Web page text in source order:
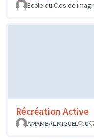
Ecole du Clos de imagr
Récréation Active
AMAMBAL MIGUEL
0